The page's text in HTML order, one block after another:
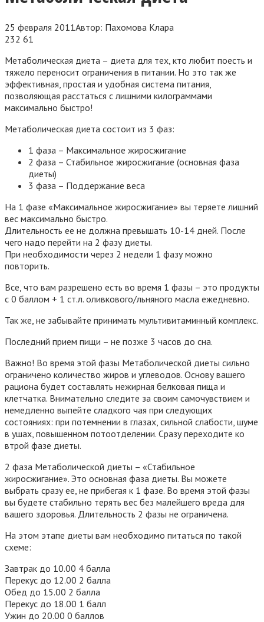
25 февраля 2011Автор: Пахомова Клара
232 61
Метаболическая диета – диета для тех, кто любит поесть и
тяжело переносит ограничения в питании. Но это так же
эффективная, простая и удобная система питания,
позволяющая расстаться с лишними килограммами
максимально быстро!
Метаболическая диета состоит из 3 фаз:
1 фаза – Максимальное жиросжигание
2 фаза – Стабильное жиросжигание (основная фаза
диеты)
3 фаза – Поддержание веса
На 1 фазе «Максимальное жиросжигание» вы теряете лишний
вес максимально быстро.
Длительность ее не должна превышать 10-14 дней. После
чего надо перейти на 2 фазу диеты.
При необходимости через 2 недели 1 фазу можно
повторить.
Все, что вам разрешено есть во время 1 фазы – это продукты
с 0 баллом + 1 ст.л. оливкового/льняного масла ежедневно.
Так же, не забывайте принимать мультивитаминный комплекс.
Последний прием пищи – не позже 3 часов до сна.
Важно! Во время этой фазы Метаболической диеты сильно
ограничено количество жиров и углеводов. Основу вашего
рациона будет составлять нежирная белковая пища и
клетчатка. Внимательно следите за своим самочувствием и
немедленно выпейте сладкого чая при следующих
состояниях: при потемнении в глазах, сильной слабости, шуме
в ушах, повышенном потоотделении. Сразу переходите ко
втрой фазе диеты.
2 фаза Метаболической диеты – «Стабильное
жиросжигание». Это основная фаза диеты. Вы можете
выбрать сразу ее, не прибегая к 1 фазе. Во время этой фазы
вы будете стабильно терять вес без малейшего вреда для
вашего здоровья. Длительность 2 фазы не ограничена.
На этом этапе диеты вам необходимо питаться по такой
схеме:
Завтрак до 10.00 4 балла
Перекус до 12.00 2 балла
Обед до 15.00 2 балла
Перекус до 18.00 1 балл
Ужин до 20.00 0 баллов